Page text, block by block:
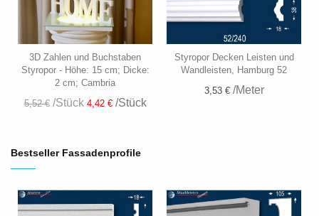
3D Zahlen und Buchstaben
Styropor - Höhe: 15 cm; Dicke:
2 cm; Cambria
5,52 €/Stück 4,42 €/Stück
Styropor Decken Leisten und
Wandleisten, Hamburg 52
3,53 €/Meter
Bestseller Fassadenprofile